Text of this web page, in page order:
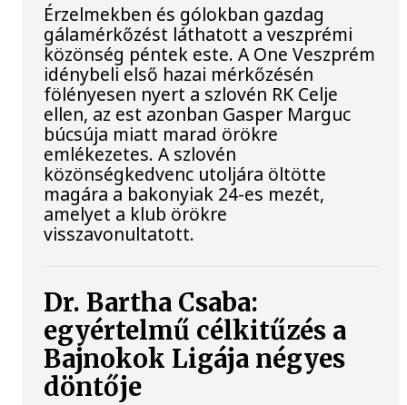
Érzelmekben és gólokban gazdag
gálamérkőzést láthatott a veszprémi
közönség péntek este. A One Veszprém
idénybeli első hazai mérkőzésén
fölényesen nyert a szlovén RK Celje
ellen, az est azonban Gasper Marguc
búcsúja miatt marad örökre
emlékezetes. A szlovén
közönségkedvenc utoljára öltötte
magára a bakonyiak 24-es mezét,
amelyet a klub örökre
visszavonultatott.
Dr. Bartha Csaba:
egyértelmű célkitűzés a
Bajnokok Ligája négyes
döntője